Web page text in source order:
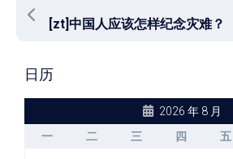
[zt]中国人应该怎样纪念灾难？
日历
2026 年 8 月
一
二 三 四 五